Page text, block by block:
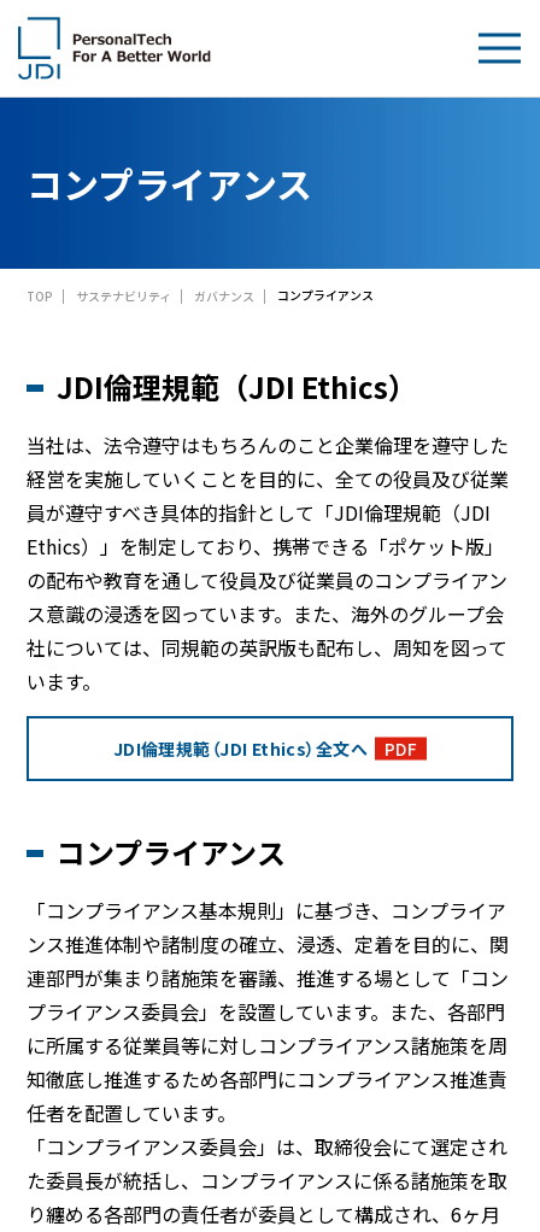
製品・技術
採用情報
News
お問い合わせ
BEYOND DISPLAY
コンプライアンス
TOP サステナビリティ ガバナンス コンプライアンス
JDI倫理規範（JDI Ethics）
当社は、法令遵守はもちろんのこと企業倫理を遵守した
経営を実施していくことを目的に、全ての役員及び従業
員が遵守すべき具体的指針として「JDI倫理規範（JDI
Ethics）」を制定しており、携帯できる「ポケット版」
の配布や教育を通して役員及び従業員のコンプライアン
ス意識の浸透を図っています。また、海外のグループ会
社については、同規範の英訳版も配布し、周知を図って
います。
JDI倫理規範（JDI Ethics）全文へ PDF
コンプライアンス
「コンプライアンス基本規則」に基づき、コンプライア
ンス推進体制や諸制度の確立、浸透、定着を目的に、関
連部門が集まり諸施策を審議、推進する場として「コン
プライアンス委員会」を設置しています。また、各部門
に所属する従業員等に対しコンプライアンス諸施策を周
知徹底し推進するため各部門にコンプライアンス推進責
任者を配置しています。
「コンプライアンス委員会」は、取締役会にて選定され
た委員長が統括し、コンプライアンスに係る諸施策を取
り纏める各部門の責任者が委員として構成され、6ヶ月